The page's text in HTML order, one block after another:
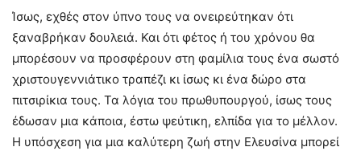
Ίσως, εχθές στον ύπνο τους να ονειρεύτηκαν ότι
ξαναβρήκαν δουλειά. Και ότι φέτος ή του χρόνου θα
μπορέσουν να προσφέρουν στη φαμίλια τους ένα σωστό
χριστουγεννιάτικο τραπέζι κι ίσως κι ένα δώρο στα
πιτσιρίκια τους. Τα λόγια του πρωθυπουργού, ίσως τους
έδωσαν μια κάποια, έστω ψεύτικη, ελπίδα για το μέλλον.
Η υπόσχεση για μια καλύτερη ζωή στην Ελευσίνα μπορεί